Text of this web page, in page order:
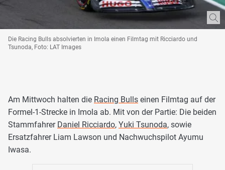
Die Racing Bulls absolvierten in Imola einen Filmtag mit Ricciardo und
Tsunoda, Foto: LAT Images
Am Mittwoch halten die Racing Bulls einen Filmtag auf der
Formel-1-Strecke in Imola ab. Mit von der Partie: Die beiden
Stammfahrer Daniel Ricciardo, Yuki Tsunoda, sowie
Ersatzfahrer Liam Lawson und Nachwuchspilot Ayumu
Iwasa.